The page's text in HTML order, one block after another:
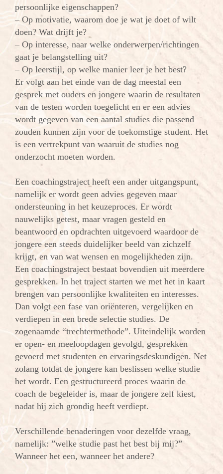
persoonlijke eigenschappen?
– Op motivatie, waarom doe je wat je doet of wilt
doen? Wat drijft je?
– Op interesse, naar welke onderwerpen/richtingen
gaat je belangstelling uit?
– Op leerstijl, op welke manier leer je het best?
Er volgt aan het einde van de dag meestal een
gesprek met ouders en jongere waarin de resultaten
van de testen worden toegelicht en er een advies
wordt gegeven van een aantal studies die passend
zouden kunnen zijn voor de toekomstige student. Het
is een vertrekpunt van waaruit de studies nog
onderzocht moeten worden.
Een coachingstraject heeft een ander uitgangspunt,
namelijk er wordt geen advies gegeven maar
ondersteuning in het keuzeproces. Er wordt
nauwelijks getest, maar vragen gesteld en
beantwoord en opdrachten uitgevoerd waardoor de
jongere een steeds duidelijker beeld van zichzelf
krijgt, en van wat wensen en mogelijkheden zijn.
Een coachingstraject bestaat bovendien uit meerdere
gesprekken. In het traject starten we met het in kaart
brengen van persoonlijke kwaliteiten en interesses.
Dan volgt een fase van oriënteren, vergelijken en
verdiepen in een brede selectie studies. De
zogenaamde “trechtermethode”. Uiteindelijk worden
er open- en meeloopdagen gevolgd, gesprekken
gevoerd met studenten en ervaringsdeskundigen. Net
zolang totdat de jongere kan beslissen welke studie
het wordt. Een gestructureerd proces waarin de
coach de begeleider is, maar de jongere zelf kiest,
nadat hij zich grondig heeft verdiept.
Verschillende benaderingen voor dezelfde vraag,
namelijk: ”welke studie past het best bij mij?”
Wanneer het een, wanneer het andere?